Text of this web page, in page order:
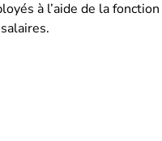
à l’aide de la fonction